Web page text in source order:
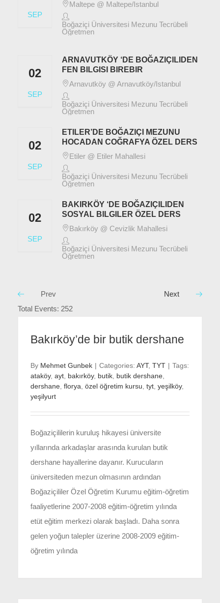
SEP
Maltepe @ Maltepe/Istanbul
Boğaziçi Üniversitesi Mezunu Tecrübeli
Öğretmen
02
SEP
ARNAVUTKÖY ‘DE BOĞAZIÇILIDEN
FEN BILGISI BIREBIR
Arnavutköy @ Arnavutköy/Istanbul
Boğaziçi Üniversitesi Mezunu Tecrübeli
Öğretmen
02
SEP
ETILER’DE BOĞAZIÇI MEZUNU
HOCADAN COĞRAFYA ÖZEL DERS
Etiler @ Etiler Mahallesi
Boğaziçi Üniversitesi Mezunu Tecrübeli
Öğretmen
02
SEP
BAKIRKÖY ‘DE BOĞAZIÇILIDEN
SOSYAL BILGILER ÖZEL DERS
Bakırköy @ Cevizlik Mahallesi
Boğaziçi Üniversitesi Mezunu Tecrübeli
Öğretmen
Prev
Next
Total Events: 252
Bakırköy’de bir butik dershane
By Mehmet Gunbek | Categories: AYT, TYT | Tags:
ataköy, ayt, bakırköy, butik, butik dershane,
dershane, florya özel öğretim kursu tyt, yeşilköy,
yeşilyurt
Boğaziçililerin kuruluş hikayesi üniversite
yıllarında arkadaşlar arasında kurulan butik
dershane hayallerine dayanır. Kurucuların
üniversiteden mezun olmasının ardından
Boğaziçililer Özel Öğretim Kurumu eğitim-öğretim
faaliyetlerine 2007-2008 eğitim-öğretim yılında
etüt eğitim merkezi olarak başladı. Daha sonra
gelen yoğun talepler üzerine 2008-2009 eğitim-
öğretim yılında